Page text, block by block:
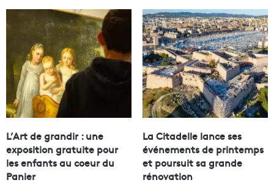
L’Art de grandir : une
exposition gratuite pour
les enfants au coeur du
Panier
La Citadelle lance ses
événements de printemps
et poursuit sa grande
rénovation